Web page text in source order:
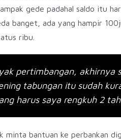
gede padahal saldo itu
banget, ada yang hampir
ribu.
pertimbangan, akhirnya
tabungan itu sudah
harus saya rengkuh 2
minta bantuan ke perbankan